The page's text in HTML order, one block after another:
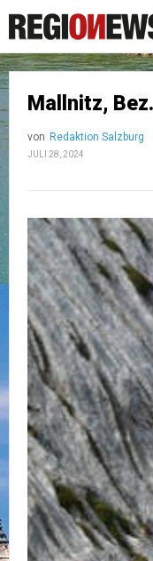
Mallnitz,
von Redaktion Salzburg
JULI 28, 2024